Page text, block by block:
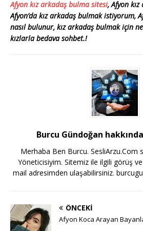
Afyon kız arkadaş bulma sitesi, Afyon
Afyon’da kız arkadaş bulmak istiyorum,
nasıl bulunur, kız arkadaş bulmak için
kızlarla bedava sohbet.!
Burcu Gündoğan hakkında
Merhaba Ben Burcu. SesliArzu.Com
Yöneticisiyim. Sitemiz ile ilgili görüş
mail adresimden ulaşabilirsiniz.
ÖNCEKI
Afyon Koca Arayan